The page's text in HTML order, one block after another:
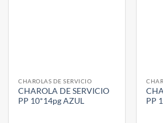
CHAROLAS DE SERVICIO
CHAROLA DE SERVICIO
PP 10*14pg AZUL
PP